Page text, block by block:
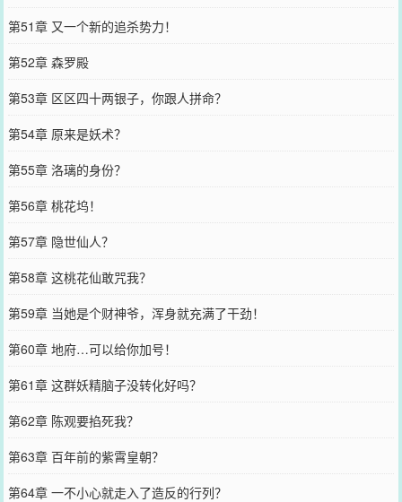
第51章 又一个新的追杀势力！
第52章 森罗殿
第53章 区区四十两银子，你跟人拼命？
第54章 原来是妖术？
第55章 洛璃的身份？
第56章 桃花坞！
第57章 隐世仙人？
第58章 这桃花仙敢咒我？
第59章 当她是个财神爷，浑身就充满了干劲！
第60章 地府…可以给你加号！
第61章 这群妖精脑子没转化好吗？
第62章 陈观要掐死我？
第63章 百年前的紫霄皇朝？
第64章 一不小心就走入了造反的行列？